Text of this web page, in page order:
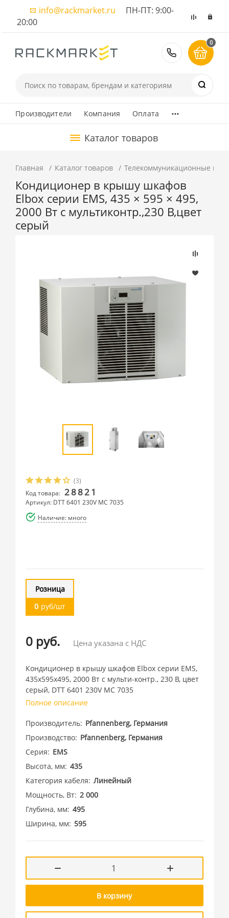
info@rackmarket.ru ПН-ПТ: 9:00-
20:00
8 (495)
0
Производители Компания Оплата ...
Каталог товаров
Главная Каталог товаров Телекоммуникационные
Кондиционер в крышу шкафов
Elbox серии EMS, 435 × 595 × 495,
2000 Вт с мультиконтр.,230 В,цвет
серый
(3)
Код товара: 28821
Артикул: DTT 6401 230V MC 7035
Наличие: много
Розница
0 руб/шт
0 руб. Цена указана с НДС
Кондиционер в крышу шкафов Elbox серии EMS,
435х595х495, 2000 Вт с мульти-контр., 230 В, цвет
серый, DTT 6401 230V MC 7035
Полное описание
Производитель Pfannenberg, Германия
Производство Pfannenberg, Германия
Серия
EMS
Высота, мм 435
Категория кабеля Линейный
Мощность, Вт 2 000
Глубина, мм 495
Ширина, мм
595
В корзину